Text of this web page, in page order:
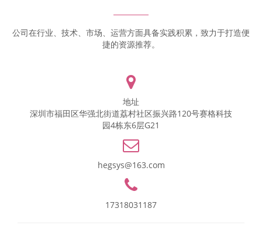
公司在行业、技术、市场、运营方面具备实践积累，致力于打造便
捷的资源推荐。
地址
深圳市福田区华强北街道荔村社区振兴路120号赛格科技
园4栋东6层G21
hegsys@163.com
17318031187